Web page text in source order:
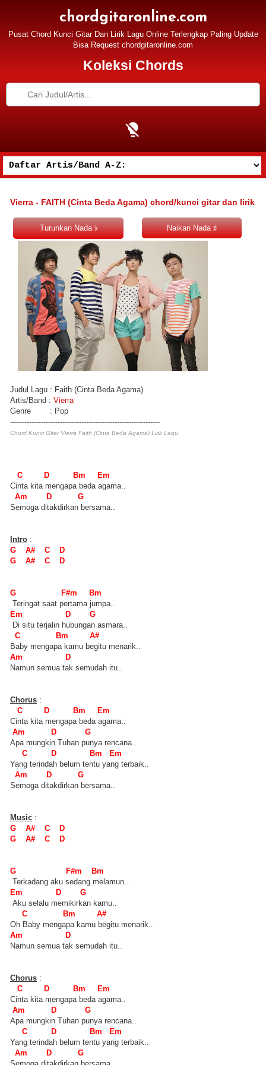
chordgitaronline.com
Pusat Chord Kunci Gitar Dan Lirik Lagu Online Terlengkap Paling Update
Bisa Request chordgitaronline.com
Koleksi Chords
Vierra - FAITH (Cinta Beda Agama) chord/kunci gitar dan lirik
Judul Lagu : Faith (Cinta Beda Agama)
Artis/Band : Vierra
Genre : Pop
---------------------------------------------------------------
Chord Kunci Gitar Vierra Faith (Cinta Beda Agama) Lirik Lagu
C D Bm Em
Cinta kita mengapa beda agama..
Am D G
Semoga ditakdirkan bersama..
Intro :
G A# C D
G A# C D
G F#m Bm
Teringat saat pertama jumpa..
Em D G
Di situ terjalin hubungan asmara..
C Bm A#
Baby mengapa kamu begitu menarik..
Am D
Namun semua tak semudah itu..
Chorus :
C D Bm Em
Cinta kita mengapa beda agama..
Am D G
Apa mungkin Tuhan punya rencana..
C D Bm Em
Yang terindah belum tentu yang terbaik..
Am D G
Semoga ditakdirkan bersama..
Music :
G A# C D
G A# C D
G F#m Bm
Terkadang aku sedang melamun..
Em D G
Aku selalu memikirkan kamu..
C Bm A#
Oh Baby mengapa kamu begitu menarik..
Am D
Namun semua tak semudah itu..
Chorus :
C D Bm Em
Cinta kita mengapa beda agama..
Am D G
Apa mungkin Tuhan punya rencana..
C D Bm Em
Yang terindah belum tentu yang terbaik..
Am D G